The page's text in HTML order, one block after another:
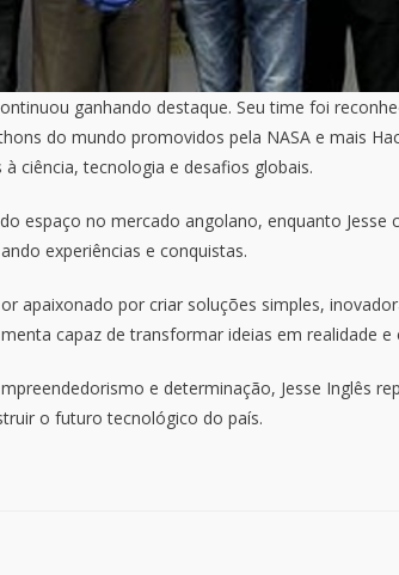
ganhando destaque. Seu time foi
do mundo promovidos pela NASA e mais
ciência, tecnologia e desafios globais.
espaço no mercado angolano, enquanto Jesse
experiências e conquistas.
apaixonado por criar soluções simples,
capaz de transformar ideias em realidade e
e determinação, Jesse Inglês
o futuro tecnológico do país.